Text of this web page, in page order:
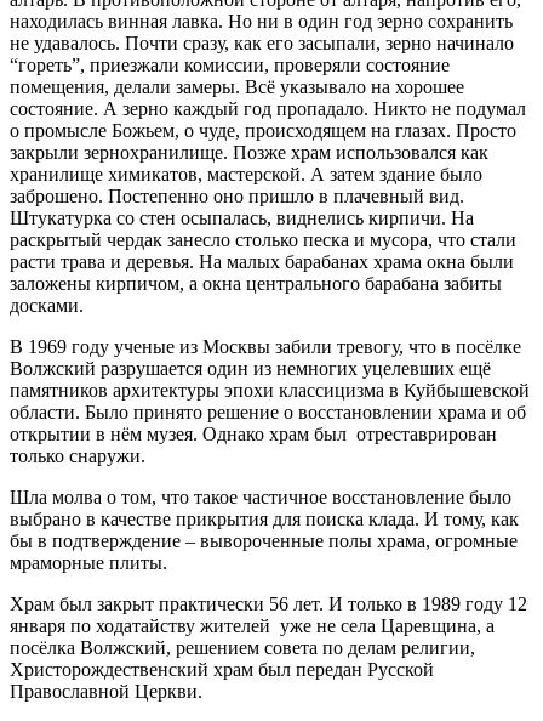
находилась винная лавка. Но ни в один год зерно сохранить
не удавалось. Почти сразу, как его засыпали, зерно начинало
“гореть”, приезжали комиссии, проверяли состояние
помещения, делали замеры. Всё указывало на хорошее
состояние. А зерно каждый год пропадало. Никто не подумал
о промысле Божьем, о чуде, происходящем на глазах. Просто
закрыли зернохранилище. Позже храм использовался как
хранилище химикатов, мастерской. А затем здание было
заброшено. Постепенно оно пришло в плачевный вид.
Штукатурка со стен осыпалась, виднелись кирпичи. На
раскрытый чердак занесло столько песка и мусора, что стали
расти трава и деревья. На малых барабанах храма окна были
заложены кирпичом, а окна центрального барабана забиты
досками.
В 1969 году ученые из Москвы забили тревогу, что в посёлке
Волжский разрушается один из немногих уцелевших ещё
памятников архитектуры эпохи классицизма в Куйбышевской
области. Было принято решение о восстановлении храма и об
открытии в нём музея. Однако храм был отреставрирован
только снаружи.
Шла молва о том, что такое частичное восстановление было
выбрано в качестве прикрытия для поиска клада. И тому, как
бы в подтверждение – вывороченные полы храма, огромные
мраморные плиты.
Храм был закрыт практически 56 лет. И только в 1989 году 12
января по ходатайству жителей уже не села Царевщина, а
посёлка Волжский, решением совета по делам религии,
Христорождественский храм был передан Русской
Православной Церкви.